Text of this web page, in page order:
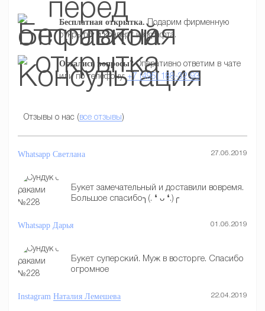
Бесплатная открытка. Подарим фирменную
открытку и конверт из крафта.
Остались вопросы?Оперативно ответим в чате
или по телефону:+7 (495) 188-32-93
Отзывы о нас (все отзывы)
Whatsapp Светлана 27.06.2019
Букет замечательный и доставили вовремя.
Большое спасибо╮(. ❛ ᴗ ❛.)╭
Whatsapp Дарья 01.06.2019
Букет суперский. Муж в восторге. Спасибо
огромное
Instagram Наталия Лемешева 22.04.2019